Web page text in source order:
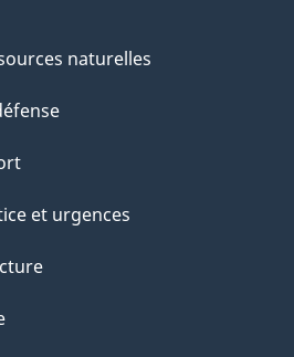
naturelles
et urgences